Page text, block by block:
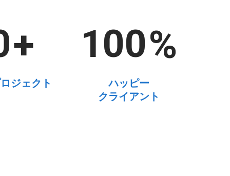
+
ジェクト
100%
ハッピー
クライアント